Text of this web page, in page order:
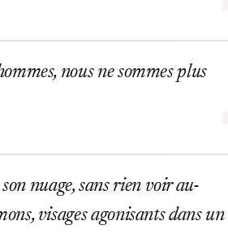
nous ne sommes plus
nuage, sans rien voir au-
visages agonisants dans un